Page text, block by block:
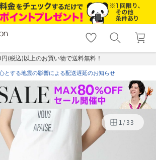
shopping_cart lock_outline
ログイン
(税込)以上のお買い物で送料無料！
とする地震の影響による配送遅延のお知らせ
1/33